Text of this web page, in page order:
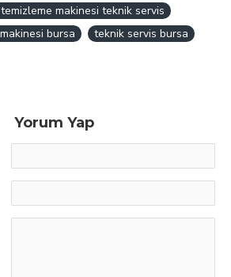
makinesi teknik servis
bursa
teknik servis bursa
Yorum Yap